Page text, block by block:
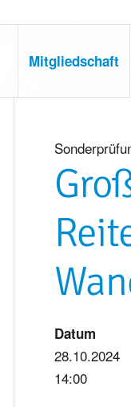
Mitgliedschaft
Datum
28.10.2024
14:00